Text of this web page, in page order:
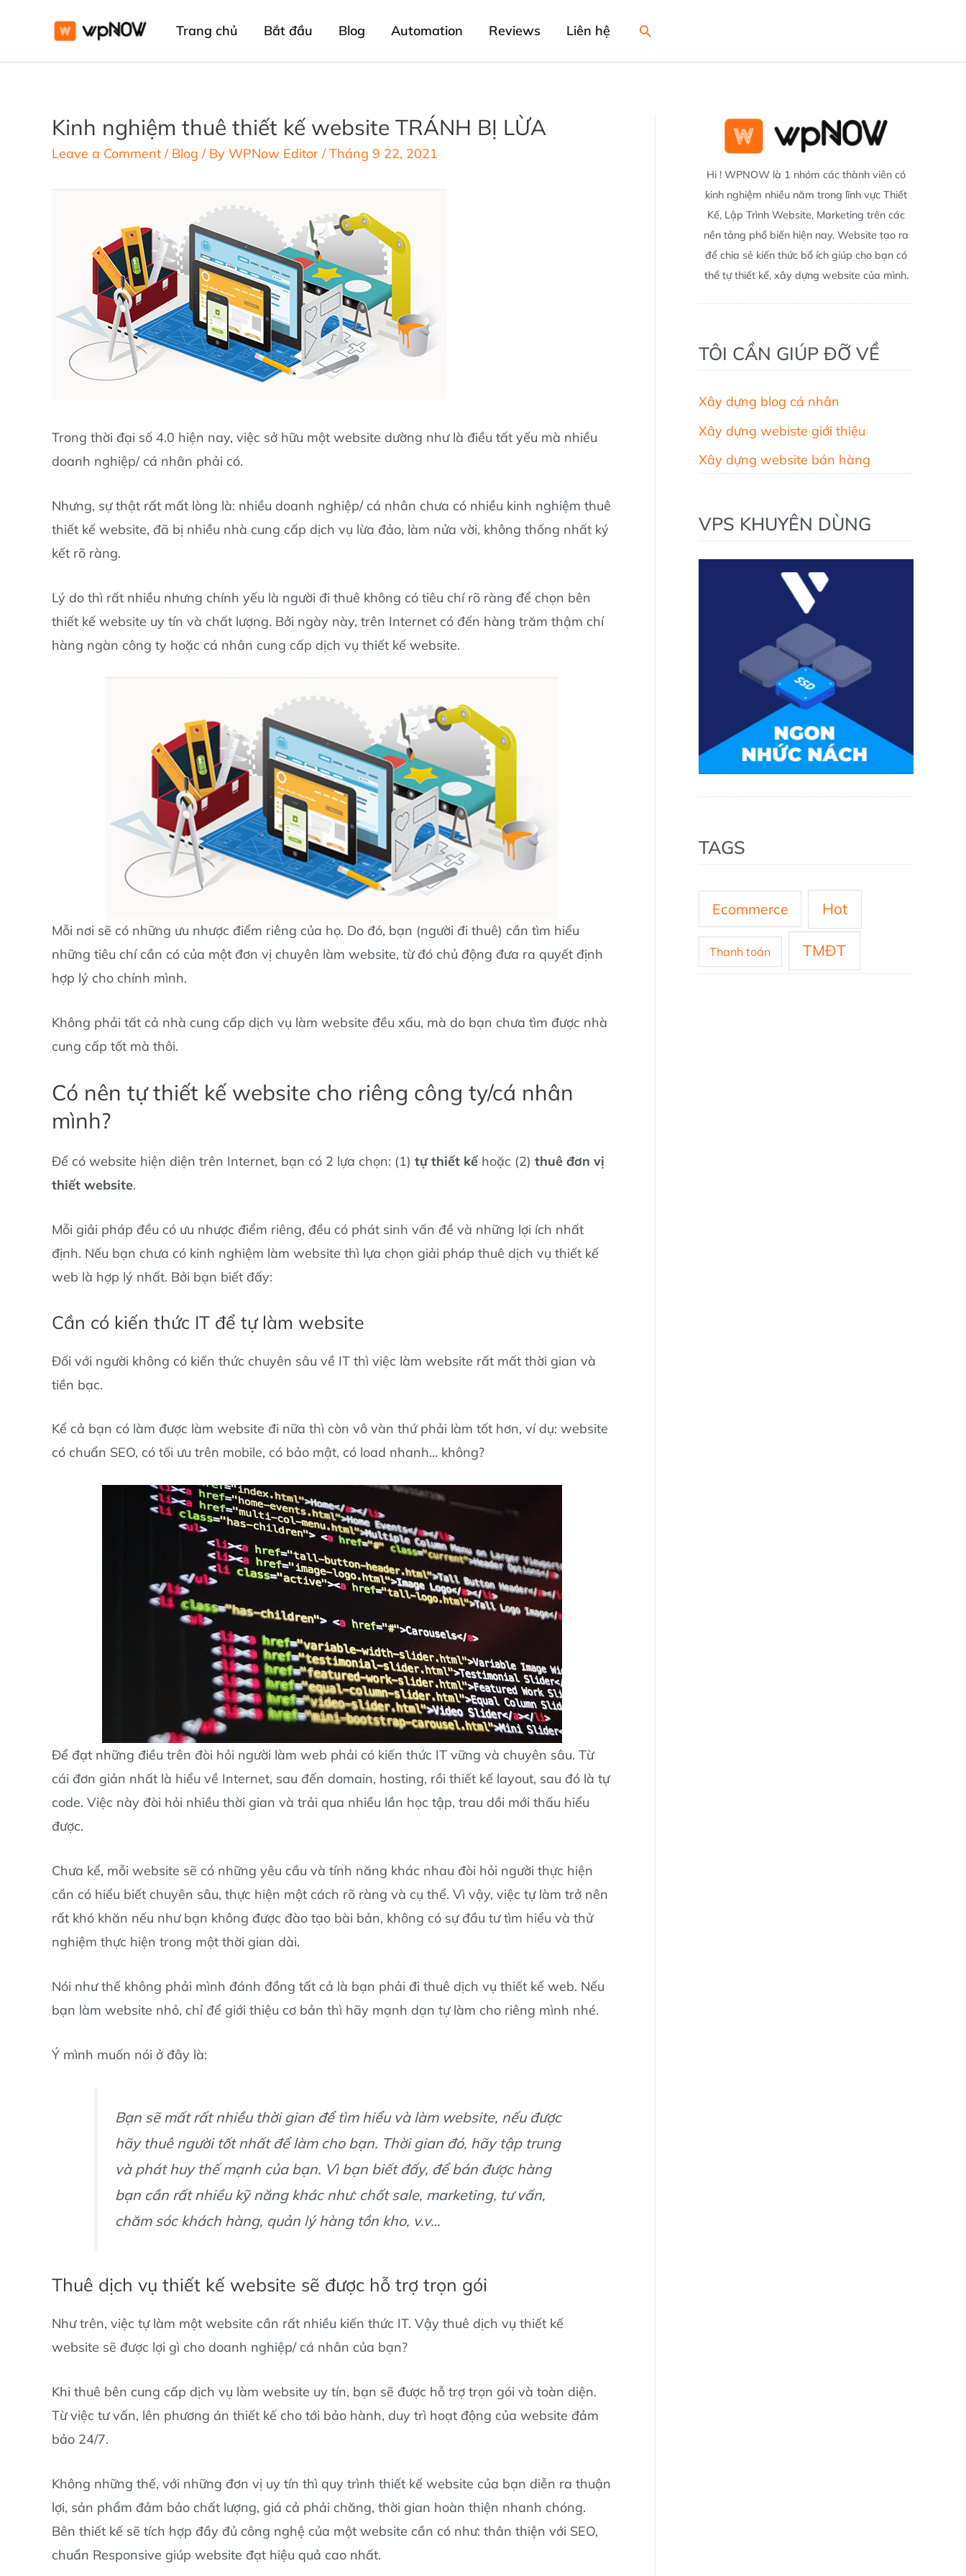
Trang chủ Bắt đầu Blog Automation Reviews Liên hệ Search
Kinh nghiệm thuê thiết kế website TRÁNH BỊ LỪA
Leave a Comment / Blog / By WPNow Editor /Tháng 9 22, 2021
Trong thời đại số 4.0 hiện nay, việc sở hữu một website dường như là điều tất yếu mà nhiều
doanh nghiệp/ cá nhân phải có.
Nhưng, sự thật rất mất lòng là: nhiều doanh nghiệp/ cá nhân chưa có nhiều kinh nghiệm thuê
thiết kế website, đã bị nhiều nhà cung cấp dịch vụ lừa đảo, làm nửa vời, không thống nhất ký
kết rõ ràng.
Lý do thì rất nhiều nhưng chính yếu là người đi thuê không có tiêu chí rõ ràng để chọn bên
thiết kế website uy tín và chất lượng. Bởi ngày này, trên Internet có đến hàng trăm thậm chí
hàng ngàn công ty hoặc cá nhân cung cấp dịch vụ thiết kế website.
Mỗi nơi sẽ có những ưu nhược điểm riêng của họ. Do đó, bạn (người đi thuê) cần tìm hiểu
những tiêu chí cần có của một đơn vị chuyên làm website, từ đó chủ động đưa ra quyết định
hợp lý cho chính mình.
Không phải tất cả nhà cung cấp dịch vụ làm website đều xấu, mà do bạn chưa tìm được nhà
cung cấp tốt mà thôi.
Có nên tự thiết kế website cho riêng công ty/cá nhân
mình?
Để có website hiện diện trên Internet, bạn có 2 lựa chọn: (1) tự thiết kếhoặc (2) thuê đơn vị
thiết website.
Mỗi giải pháp đều có ưu nhược điểm riêng, đều có phát sinh vấn đề và những lợi ích nhất
định. Nếu bạn chưa có kinh nghiệm làm website thì lựa chọn giải pháp thuê dịch vụ thiết kế
web là hợp lý nhất. Bởi bạn biết đấy:
Cần có kiến thức IT để tự làm website
Đối với người không có kiến thức chuyên sâu về IT thì việc làm website rất mất thời gian và
tiền bạc.
Kể cả bạn có làm được làm website đi nữa thì còn vô vàn thứ phải làm tốt hơn, ví dụ: website
có chuẩn SEO, có tối ưu trên mobile, có bảo mật, có load nhanh… không?
Để đạt những điều trên đòi hỏi người làm web phải có kiến thức IT vững và chuyên sâu. Từ
cái đơn giản nhất là hiểu về Internet, sau đến domain, hosting, rồi thiết kế layout, sau đó là tự
code. Việc này đòi hỏi nhiều thời gian và trải qua nhiều lần học tập, trau dồi mới thấu hiểu
được.
Chưa kể, mỗi website sẽ có những yêu cầu và tính năng khác nhau đòi hỏi người thực hiện
cần có hiểu biết chuyên sâu, thực hiện một cách rõ ràng và cụ thể. Vì vậy, việc tự làm trở nên
rất khó khăn nếu như bạn không được đào tạo bài bản, không có sự đầu tư tìm hiểu và thử
nghiệm thực hiện trong một thời gian dài.
Nói như thế không phải mình đánh đồng tất cả là bạn phải đi thuê dịch vụ thiết kế web. Nếu
bạn làm website nhỏ, chỉ để giới thiệu cơ bản thì hãy mạnh dạn tự làm cho riêng mình nhé.
Ý mình muốn nói ở đây là:
Bạn sẽ mất rất nhiều thời gian để tìm hiểu và làm website, nếu được
hãy thuê người tốt nhất để làm cho bạn. Thời gian đó, hãy tập trung
và phát huy thế mạnh của bạn. Vì bạn biết đấy, để bán được hàng
bạn cần rất nhiều kỹ năng khác như: chốt sale, marketing, tư vấn,
chăm sóc khách hàng, quản lý hàng tồn kho, v.v…
Thuê dịch vụ thiết kế website sẽ được hỗ trợ trọn gói
Như trên, việc tự làm một website cần rất nhiều kiến thức IT. Vậy thuê dịch vụ thiết kế
website sẽ được lợi gì cho doanh nghiệp/ cá nhân của bạn?
Khi thuê bên cung cấp dịch vụ làm website uy tín, bạn sẽ được hỗ trợ trọn gói và toàn diện.
Từ việc tư vấn, lên phương án thiết kế cho tới bảo hành, duy trì hoạt động của website đảm
bảo 24/7.
Không những thế, với những đơn vị uy tín thì quy trình thiết kế website của bạn diễn ra thuận
lợi, sản phẩm đảm bảo chất lượng, giá cả phải chăng, thời gian hoàn thiện nhanh chóng.
Bên thiết kế sẽ tích hợp đầy đủ công nghệ của một website cần có như: thân thiện với SEO,
chuẩn Responsive giúp website đạt hiệu quả cao nhất.
Hi ! WPNOW là 1 nhóm các thành viên có
kinh nghiệm nhiều năm trong lĩnh vực Thiết
Kế, Lập Trình Website, Marketing trên các
nền tảng phổ biến hiện nay. Website tạo ra
để chia sẻ kiến thức bổ ích giúp cho bạn có
thể tự thiết kế, xây dựng website của mình.
TÔI CẦN GIÚP ĐỠ VỀ
Xây dựng blog cá nhân
Xây dựng webiste giới thiệu
Xây dựng website bán hàng
VPS KHUYÊN DÙNG
TAGS
Ecommerce Hot
Thanh toán TMĐT